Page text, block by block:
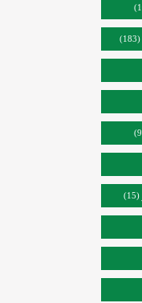
(183)
(15)